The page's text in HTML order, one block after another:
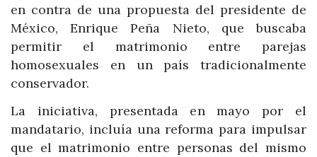
en contra de una propuesta del presidente de
México, Enrique Peña Nieto, que buscaba
permitir el matrimonio entre parejas
homosexuales en un país tradicionalmente
conservador.
La iniciativa, presentada en mayo por el
mandatario, incluía una reforma para impulsar
que el matrimonio entre personas del mismo